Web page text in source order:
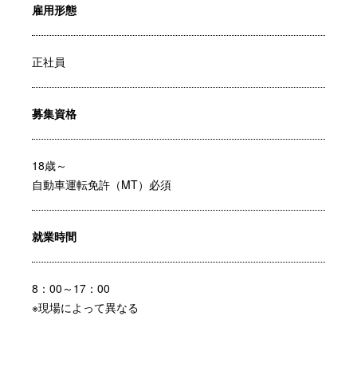
雇用形態
正社員
募集資格
18歳～
自動車運転免許（MT）必須
就業時間
8：00～17：00
※現場によって異なる